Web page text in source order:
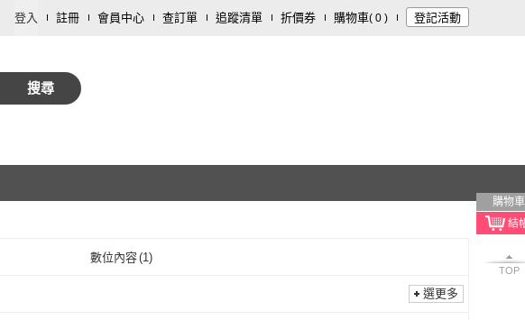
登入 註冊 會員中心 查訂單 追蹤清單 折價券 購物車( 0 ) 登記活動
搜尋
購物車
TOP
數位內容(1)
選更多